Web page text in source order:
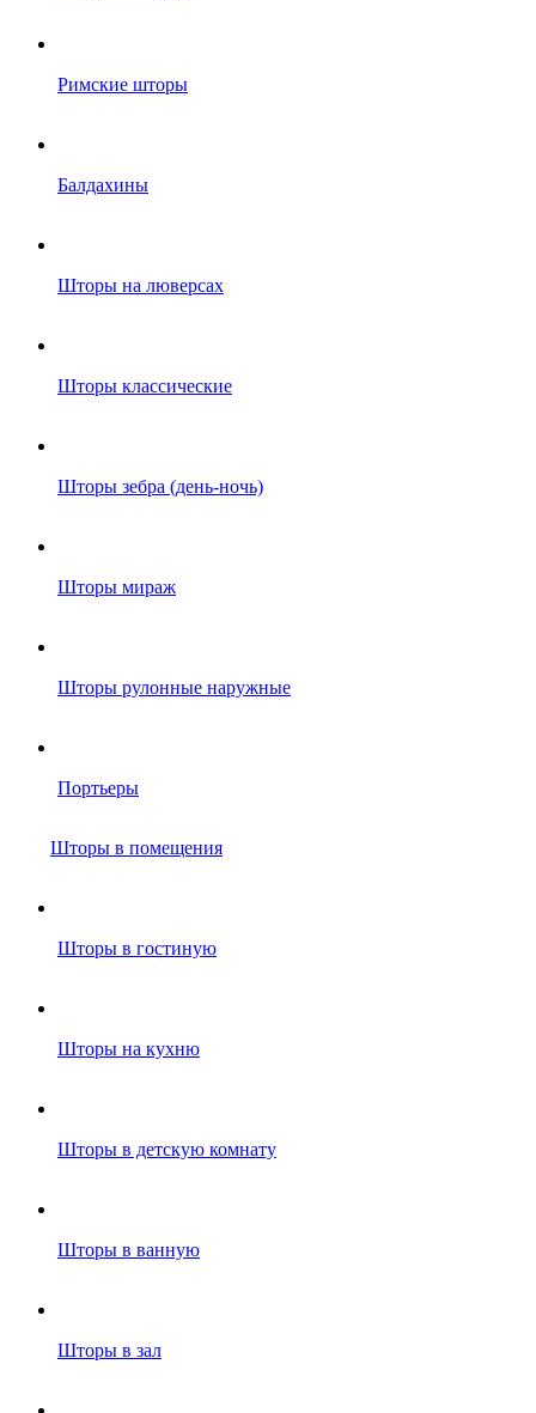
Римские шторы
Балдахины
Шторы на люверсах
Шторы классические
Шторы зебра (день-ночь)
Шторы мираж
Шторы рулонные наружные
Портьеры
Шторы в помещения
Шторы в гостиную
Шторы на кухню
Шторы в детскую комнату
Шторы в ванную
Шторы в зал